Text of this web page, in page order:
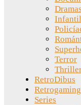
Dramas
Terror
RetroDibus
Retrogaming
Series